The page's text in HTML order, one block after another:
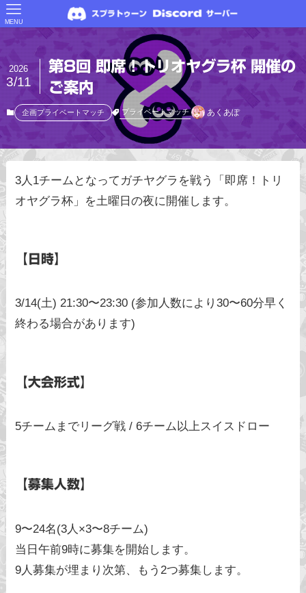
MENU
第8回 即席！トリオヤグラ杯 開催の
ご案内
2026
3/11
企画プライベートマッチ プライベートマッチ あくあぽ
3人1チームとなってガチヤグラを戦う「即席！トリ
オヤグラ杯」を土曜日の夜に開催します。
【日時】
3/14(土) 21:30〜23:30 (参加人数により30〜60分早く
終わる場合があります)
【大会形式】
5チームまでリーグ戦 / 6チーム以上スイスドロー
【募集人数】
9〜24名(3人×3〜8チーム)
当日午前9時に募集を開始します。
9人募集が埋まり次第、もう2つ募集します。